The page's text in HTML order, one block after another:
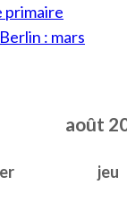
primaire
: mars
août
jeu